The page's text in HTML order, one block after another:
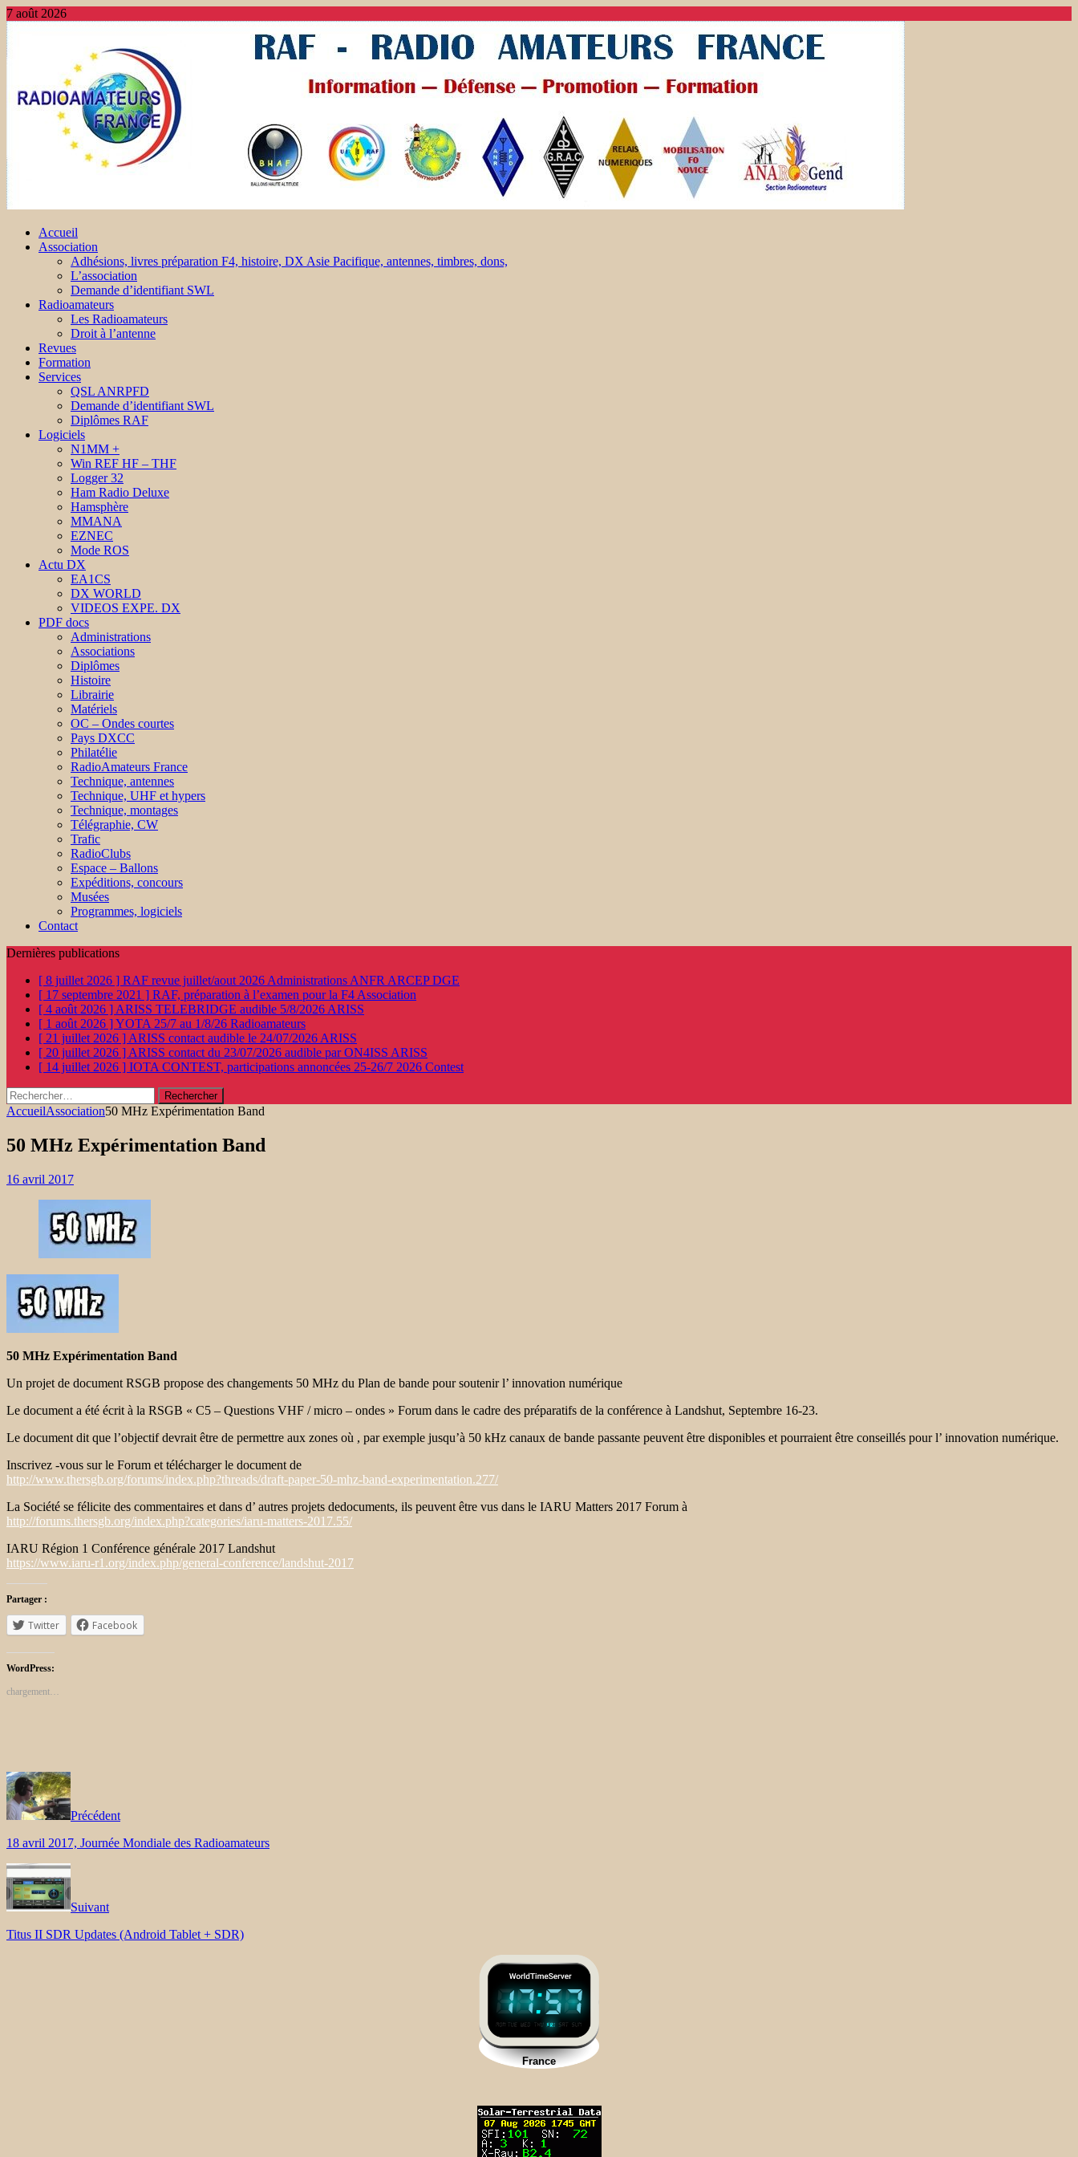
7 août 2026
Accueil
Association
Adhésions, livres préparation F4, histoire, DX Asie Pacifique, antennes, timbres, dons,
L’association
Demande d’identifiant SWL
Radioamateurs
Les Radioamateurs
Droit à l’antenne
Revues
Formation
Services
QSL ANRPFD
Demande d’identifiant SWL
Diplômes RAF
Logiciels
N1MM +
Win REF HF – THF
Logger 32
Ham Radio Deluxe
Hamsphère
MMANA
EZNEC
Mode ROS
Actu DX
EA1CS
DX WORLD
VIDEOS EXPE. DX
PDF docs
Administrations
Associations
Diplômes
Histoire
Librairie
Matériels
OC – Ondes courtes
Pays DXCC
Philatélie
RadioAmateurs France
Technique, antennes
Technique, UHF et hypers
Technique, montages
Télégraphie, CW
Trafic
RadioClubs
Espace – Ballons
Expéditions, concours
Musées
Programmes, logiciels
Contact
Dernières publications
[ 8 juillet 2026 ] RAF revue juillet/aout 2026 Administrations ANFR ARCEP DGE
[ 17 septembre 2021 ] RAF, préparation à l’examen pour la F4 Association
[ 4 août 2026 ] ARISS TELEBRIDGE audible 5/8/2026 ARISS
[ 1 août 2026 ]YOTA 25/7 au 1/8/26 Radioamateurs
[ 21 juillet 2026 ] ARISS contact audible le 24/07/2026 ARISS
[ 20 juillet 2026 ] ARISS contact du 23/07/2026 audible par ON4ISS ARISS
[ 14 juillet 2026 ] IOTA CONTEST, participations annoncées 25-26/7 2026 Contest
Rechercher :
AccueilAssociation50 MHz Expérimentation Band
50 MHz Expérimentation Band
16 avril 2017
50 MHz Expérimentation Band
Un projet de document RSGB propose des changements 50 MHz du Plan de bande pour soutenir l’ innovation numérique
Le document a été écrit à la RSGB « C5 – Questions VHF / micro – ondes » Forum dans le cadre des préparatifs de la conférence à Landshut, Septembre 16-23.
Le document dit que l’objectif devrait être de permettre aux zones où , par exemple jusqu’à 50 kHz canaux de bande passante peuvent être disponibles et pourraient être conseillés pour l’ innovation numérique.
Inscrivez -vous sur le Forum et télécharger le document de
http://www.thersgb.org/forums/index.php?threads/draft-paper-50-mhz-band-experimentation.277/
La Société se félicite des commentaires et dans d’ autres projets dedocuments, ils peuvent être vus dans le IARU Matters 2017 Forum à
http://forums.thersgb.org/index.php?categories/iaru-matters-2017.55/
IARU Région 1 Conférence générale 2017 Landshut
https://www.iaru-r1.org/index.php/general-conference/landshut-2017
Partager :
Twitter Facebook
WordPress:
chargement…
Précédent
18 avril 2017, Journée Mondiale des Radioamateurs
Suivant
Titus II SDR Updates (Android Tablet + SDR)